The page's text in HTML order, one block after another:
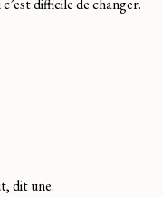
difficile de changer.
dit une.